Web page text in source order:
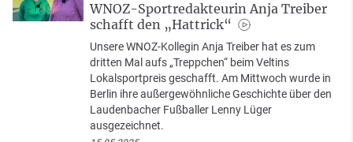
WNOZ-Sportredakteurin Anja Treiber
schafft den „Hattrick“
Unsere WNOZ-Kollegin Anja Treiber hat es zum
dritten Mal aufs „Treppchen“ beim Veltins
Lokalsportpreis geschafft. Am Mittwoch wurde in
Berlin ihre außergewöhnliche Geschichte über den
Laudenbacher Fußballer Lenny Lüger
ausgezeichnet.